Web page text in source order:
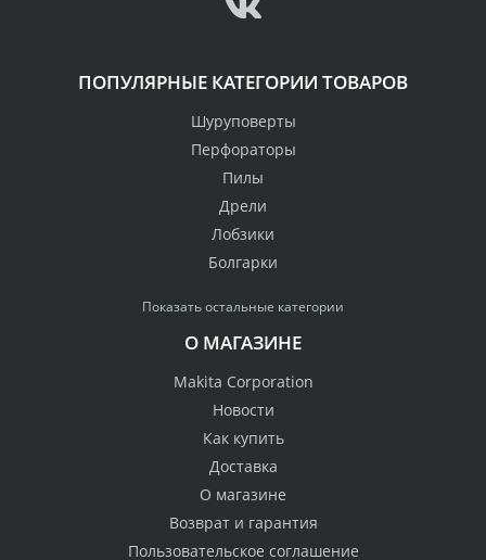
ПОПУЛЯРНЫЕ КАТЕГОРИИ ТОВАРОВ
Шуруповерты
Перфораторы
Пилы
Дрели
Лобзики
Болгарки
Показать остальные категории
О МАГАЗИНЕ
Makita Corporation
Новости
Как купить
Доставка
О магазине
Возврат и гарантия
Пользовательское соглашение